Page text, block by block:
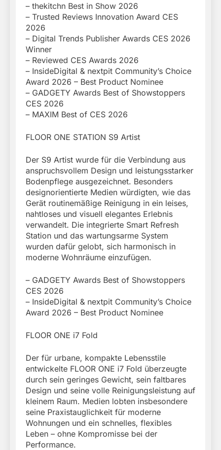
– thekitchn Best in Show 2026
– Trusted Reviews Innovation Award CES
2026
– Digital Trends Publisher Awards CES 2026
Winner
– Reviewed CES Awards 2026
– InsideDigital & nextpit Community’s Choice
Award 2026 – Best Product Nominee
– GADGETY Awards Best of Showstoppers
CES 2026
– MAXIM Best of CES 2026
FLOOR ONE STATION S9 Artist
Der S9 Artist wurde für die Verbindung aus
anspruchsvollem Design und leistungsstarker
Bodenpflege ausgezeichnet. Besonders
designorientierte Medien würdigten, wie das
Gerät routinemäßige Reinigung in ein leises,
nahtloses und visuell elegantes Erlebnis
verwandelt. Die integrierte Smart Refresh
Station und das wartungsarme System
wurden dafür gelobt, sich harmonisch in
moderne Wohnräume einzufügen.
– GADGETY Awards Best of Showstoppers
CES 2026
– InsideDigital & nextpit Community’s Choice
Award 2026 – Best Product Nominee
FLOOR ONE i7 Fold
Der für urbane, kompakte Lebensstile
entwickelte FLOOR ONE i7 Fold überzeugte
durch sein geringes Gewicht, sein faltbares
Design und seine volle Reinigungsleistung auf
kleinem Raum. Medien lobten insbesondere
seine Praxistauglichkeit für moderne
Wohnungen und ein schnelles, flexibles
Leben – ohne Kompromisse bei der
Performance.